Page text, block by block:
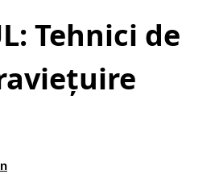
Tehnici de